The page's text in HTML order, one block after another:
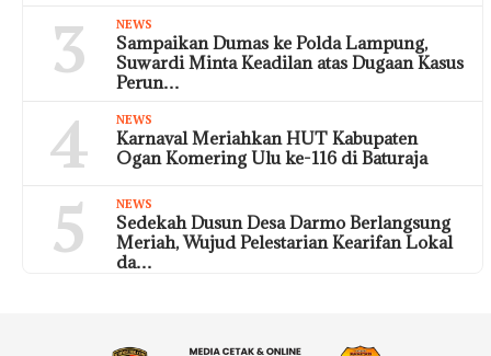
3 NEWS
Sampaikan Dumas ke Polda Lampung,
Suwardi Minta Keadilan atas Dugaan Kasus
Perun…
4 NEWS
Karnaval Meriahkan HUT Kabupaten
Ogan Komering Ulu ke-116 di Baturaja
5 NEWS
Sedekah Dusun Desa Darmo Berlangsung
Meriah, Wujud Pelestarian Kearifan Lokal
da…